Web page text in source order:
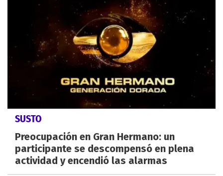
SUSTO
Preocupación en Gran Hermano: un
participante se descompensó en plena
actividad y encendió las alarmas